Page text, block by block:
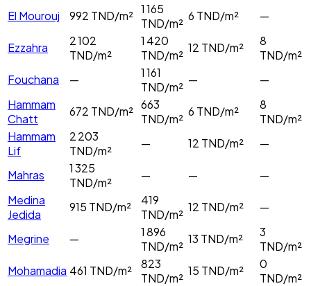
El Mourouj
992 TND/m² 1 165
TND/m²
6 TND/m² —
Ezzahra
2 102
TND/m²
1 420
TND/m²
12 TND/m²
8
TND/m²
Fouchana
—
1 161
TND/m²
—
—
Hammam
Chatt
672 TND/m² 663
TND/m²
6 TND/m²
8
TND/m²
Hammam
Lif
2 203
TND/m²
— 12 TND/m² —
Mahras
1 325
TND/m²
— —
—
Medina
Jedida
915 TND/m²
419
TND/m²
12 TND/m² —
Megrine —
1 896
TND/m²
13 TND/m²
3
TND/m²
Mohamadia 461 TND/m²
823
TND/m²
15 TND/m²
0
TND/m²